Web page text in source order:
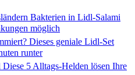
Bakterien in Lidl-Salami
möglich
Dieses geniale Lidl-Set
runter
Diese 5 Alltags-Helden lösen Ihre